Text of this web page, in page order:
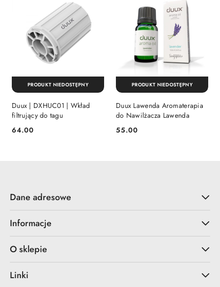
Duux | DXHUC01 | Wkład
filtrujący do tagu
Cena:
64.00
PRODUKT NIEDOSTĘPNY
Duux Lawenda Aromaterapia
do Nawilżacza Lawenda
Cena:
55.00
PRODUKT NIEDOSTĘPNY
Dane adresowe
Informacje
O sklepie
Linki